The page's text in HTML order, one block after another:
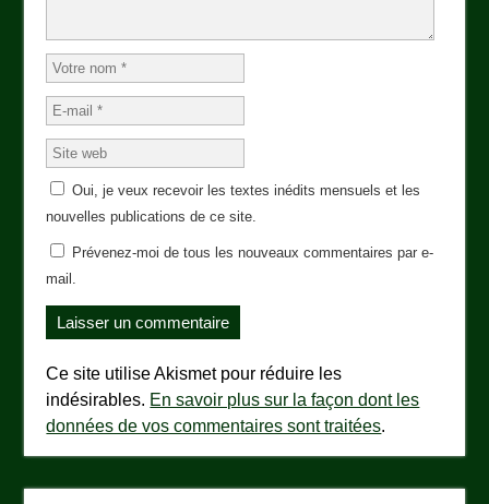
Oui, je veux recevoir les textes inédits mensuels et les
nouvelles publications de ce site.
Prévenez-moi de tous les nouveaux commentaires par e-
mail.
Ce site utilise Akismet pour réduire les
indésirables. En savoir plus sur la façon dont les
données de vos commentaires sont traitées.